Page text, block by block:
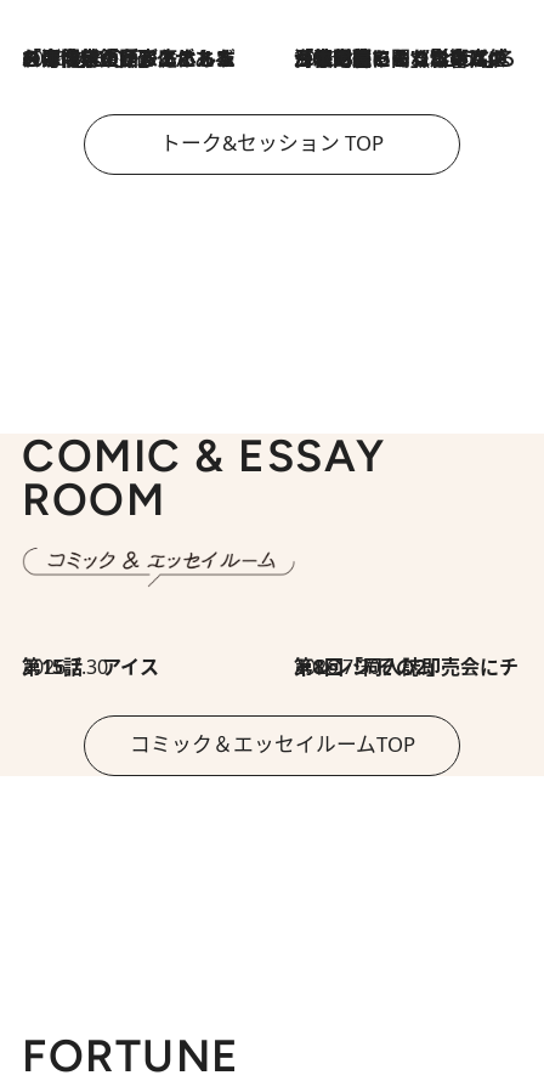
2026.8.3
「今後値上げがあるとすれば…」「リスクがあるのは今年の冬」エネルギー専門家が語る、ホルムズ海峡封鎖が家庭にもたらす“ある心配” 2026.8.3
「住宅建てられない…」「サーチャージ料の高値が続いている」ホルムズ海峡封鎖による影響はいつまで続く？《エネルギー専門家に聞く“どうなる日本の暮らし”》
トーク&セッション TOP
COMIC & ESSAY
ROOM
2026.7.30
第15話 アイス 2026.7.30
第8回「同人誌即売会にチャレンジ その2」
コミック＆エッセイルームTOP
FORTUNE